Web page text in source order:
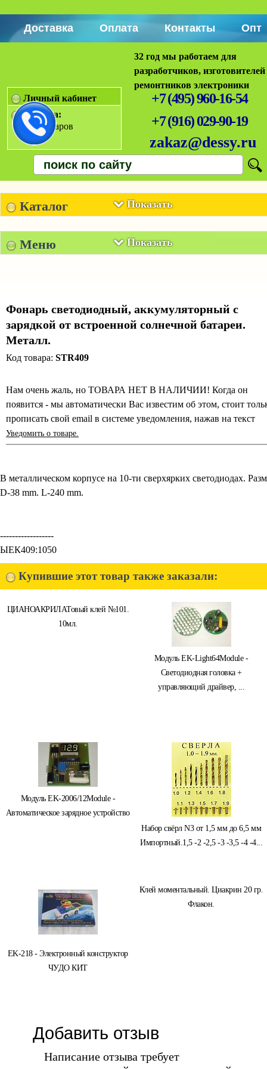
Доставка Оплата Контакты Опт
32 год мы работаем для
разработчиков,
ремонтников электроники
+7 (495) 960-16-54
+7 (916) 029-90-19
zakaz@dessy.ru
Личный кабинет
Корзина:
Нет товаров
Показать
Каталог
Показать
Меню
Фонарь светодиодный, аккумуляторный с
зарядкой от встроенной солнечной батареи.
Металл.
Код товара: STR409
Нам очень жаль, но ТОВАРА НЕТ В НАЛИЧИИ! Когда он
появится - мы автоматически Вас известим об этом, стоит
прописать свой email в системе уведомления, нажав на текст
Уведомить о товаре.
В металлическом корпусе на 10-ти сверхярких светодиодах.
D-38 mm. L-240 mm.
------------------
ЫЕК409:1050
Купившие этот товар также заказали:
ЦИАНОАКРИЛАТовый клей №101.
10мл.
Модуль EK-Light64Module -
Светодиодная головка +
управляющий драйвер, ...
Модуль EK-2006/12Module -
Автоматическое зарядное устройство
Набор свёрл N3 от 1,5 мм до 6,5 мм
Импортный.1,5 -2 -2,5 -3 -3,5 -4 -4...
EK-218 - Электронный конструктор
ЧУДО КИТ
Клей моментальный. Циакрин 20 гр.
Флакон.
Добавить отзыв
Написание отзыва требует